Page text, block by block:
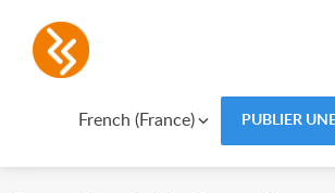
French (France) PUBLIER